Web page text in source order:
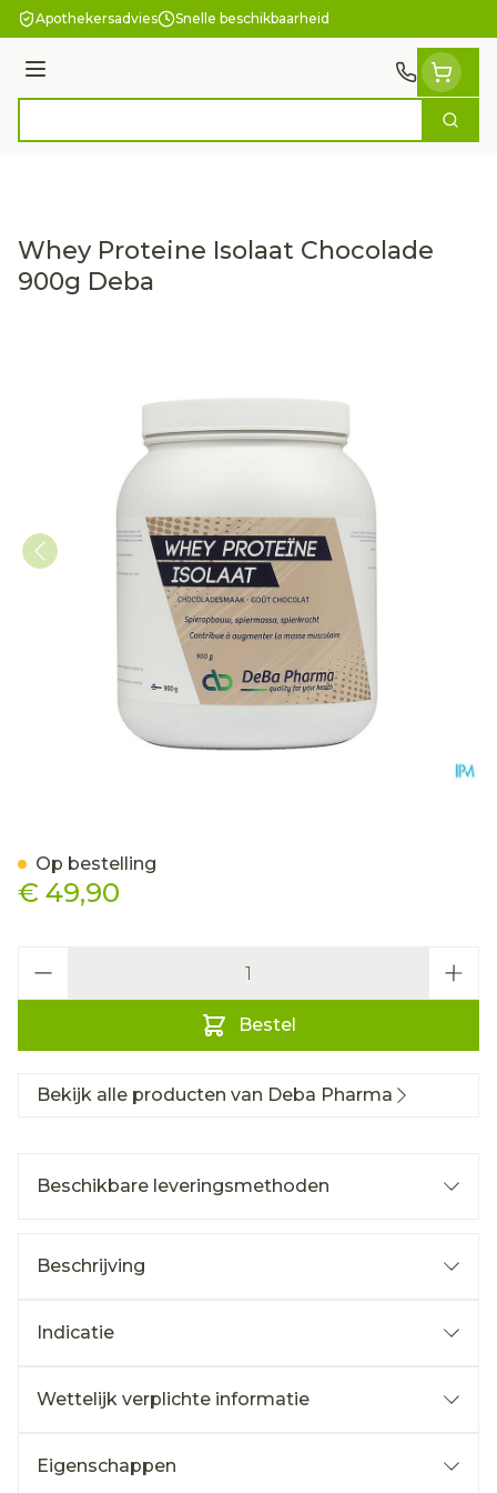
Ga naar de inhoud
Apothekersadvies Snelle beschikbaarheid
Menu
Zoek
Whey Proteine Isolaat Chocolade
900g Deba
€ 49,90
Bestel
Op bestelling
Bekijk alle producten van Deba Pharma
Beschikbare leveringsmethoden
Beschrijving
Indicatie
Wettelijk verplichte informatie
Eigenschappen